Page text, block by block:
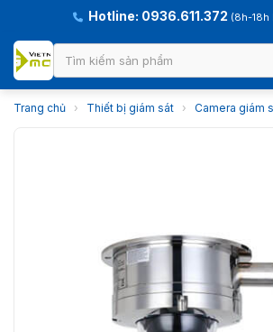
Hotline: 0936.611.372 (8h-18h
Trang chủ › Thiết bị giám sát › Camera giám